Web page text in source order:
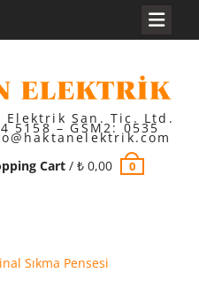
Elektrik San. Tic. Ltd.
5158 – GSM2: 0535
Cart/ ₺0,00 0
Sıkma Pensesi